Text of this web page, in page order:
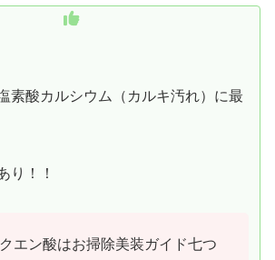
酸カルシウム（カルキ汚れ）に最
！！
クエン酸はお掃除美装ガイド七つ